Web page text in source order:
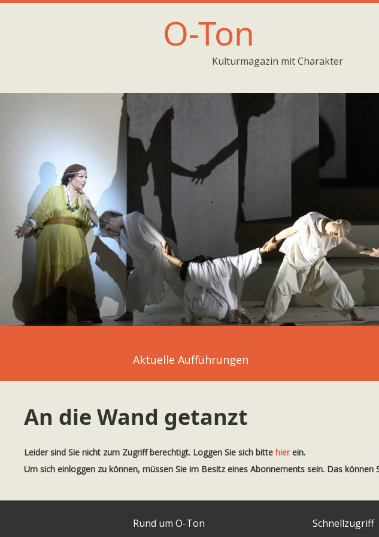
O-Ton
Kulturmagazin mit Charakter
Aktuelle Aufführungen
An die Wand getanzt
Leider sind Sie nicht zum Zugriff berechtigt. Loggen Sie sich bitte hierein.
Um sich einloggen zu können, müssen Sie im Besitz eines Abonnements sein. Das können
Rund um O-Ton Schnellzugriff